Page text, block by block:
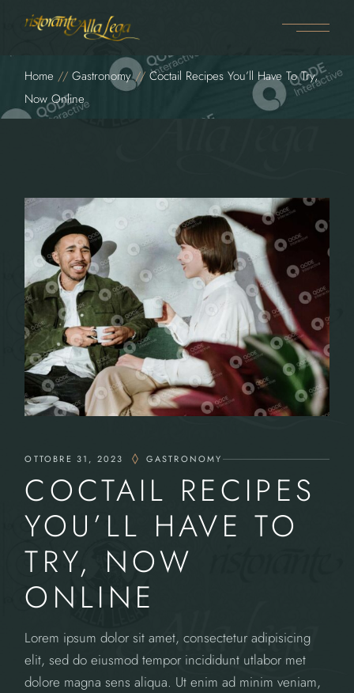
Home Gastronomy
Coctail Recipes You’ll Have To Try,
Now Online
OTTOBRE 31, 2023 GASTRONOMY
COCTAIL RECIPES
YOU’LL HAVE TO
TRY, NOW
ONLINE
Lorem ipsum dolor sit amet, consectetur adipisicing
elit, sed do eiusmod tempor incididunt utlabor met
dolore magna sens aliqua. Ut enim ad minim veniam,